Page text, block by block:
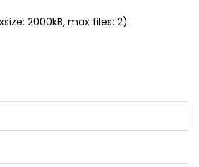
2000kB, max files: 2)